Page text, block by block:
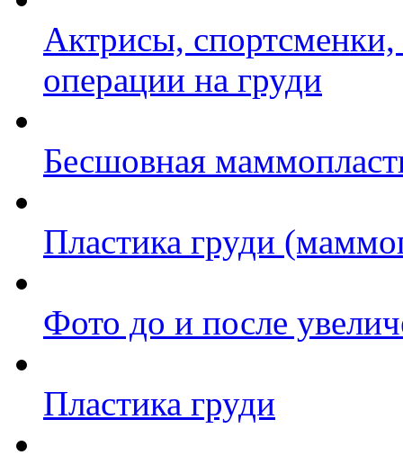
Актрисы,
операции на груди
Бесшовная
Пластика груди
Фото до и после
Пластика груди